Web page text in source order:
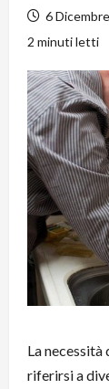
6
2 minuti letti
La
riferirsi a